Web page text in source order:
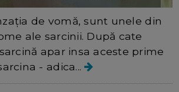
de vomă, sunt unele din
ale sarcinii. După cate
apar insa aceste prime
- adica...